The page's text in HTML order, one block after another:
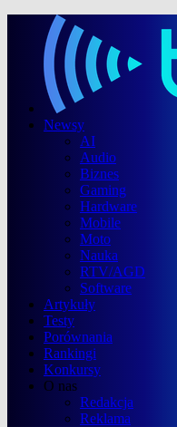
Newsy
AI
Audio
Biznes
Gaming
Hardware
Mobile
Moto
Nauka
RTV/AGD
Software
Artykuły
Testy
Porównania
Rankingi
Konkursy
O nas
Redakcja
Reklama